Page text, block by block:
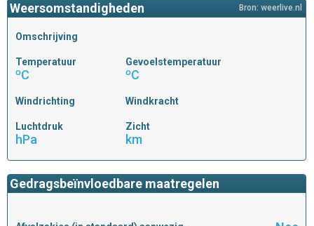
Weersomstandigheden Bron: weerlive.nl
Omschrijving
Temperatuur
ºC
Gevoelstemperatuur
ºC
Windrichting Windkracht
Luchtdruk
hPa
Zicht
km
Gedragsbeïnvloedbare maatregelen